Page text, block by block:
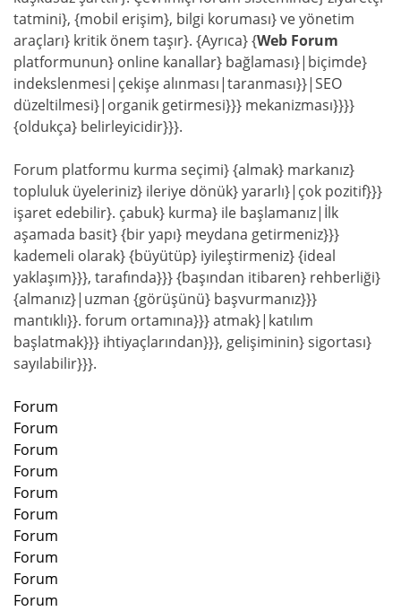
tatmini}, {mobil erişim}, bilgi koruması} ve yönetim
araçları} kritik önem taşır}. {Ayrıca} {Web Forum
platformunun} online kanallar} bağlaması}|biçimde}
indekslenmesi|çekişe alınması|taranması}}|SEO
düzeltilmesi}|organik getirmesi}}} mekanizması}}}}
{oldukça} belirleyicidir}}}.
Forum platformu kurma seçimi} {almak} markanız}
topluluk üyeleriniz} ileriye dönük} yararlı}|çok pozitif}}}
işaret edebilir}. çabuk} kurma} ile başlamanız|İlk
aşamada basit} {bir yapı} meydana getirmeniz}}}
kademeli olarak} {büyütüp} iyileştirmeniz} {ideal
yaklaşım}}}, tarafında}}} {başından itibaren} rehberliği}
{almanız}|uzman {görüşünü} başvurmanız}}}
mantıklı}}. forum ortamına}}} atmak}|katılım
başlatmak}}} ihtiyaçlarından}}}, gelişiminin} sigortası}
sayılabilir}}}.
Forum
Forum
Forum
Forum
Forum
Forum
Forum
Forum
Forum
Forum